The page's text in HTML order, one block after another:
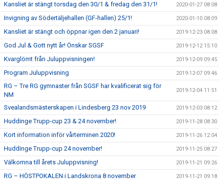
Kansliet är stängt torsdag den 30/1 & fredag den 31/1! 2020-01-27 08:08
Invigning av Södertäljehallen (GF-hallen) 25/1! 2020-01-10 08:09
Kansliet är stängt och öppnar igen den 2 januari! 2019-12-23 08:08
God Jul & Gott nytt år! Önskar SGSF 2019-12-12 15:10
Kvarglömt från Juluppvisningen! 2019-12-09 09:45
Program Juluppvisning 2019-12-07 09:46
RG – Tre RG gymnaster från SGSF har kvalificerat sig för
NM
2019-12-04 11:51
Svealandsmästerskapen i Lindesberg 23 nov 2019 2019-12-03 08:12
Huddinge Trupp-cup 23 & 24 november! 2019-11-28 08:30
Kort information inför vårterminen 2020! 2019-11-26 12:04
Huddinge Trupp-cup 24 november! 2019-11-25 08:27
Välkomna till årets Juluppvisning! 2019-11-21 09:26
RG – HÖSTPOKALEN i Landskrona 8 november 2019-11-21 09:18